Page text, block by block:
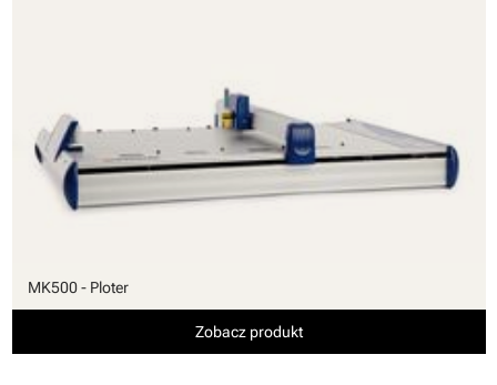
MK500 - Ploter
Zobacz produkt